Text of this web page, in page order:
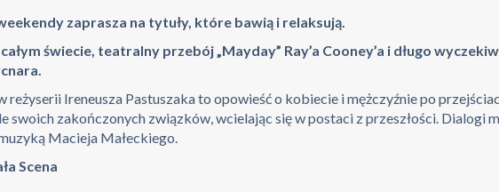
zaprasza na tytuły, które bawią i relaksują.
świecie, teatralny przebój „Mayday” Ray’a Cooney’a i długo
reżyserii Ireneusza Pastuszaka to opowieść o kobiecie i mężczyźnie po
swoich zakończonych związków, wcielając się w postaci z przeszłości. Dialogi
Macieja Małeckiego.
Scena